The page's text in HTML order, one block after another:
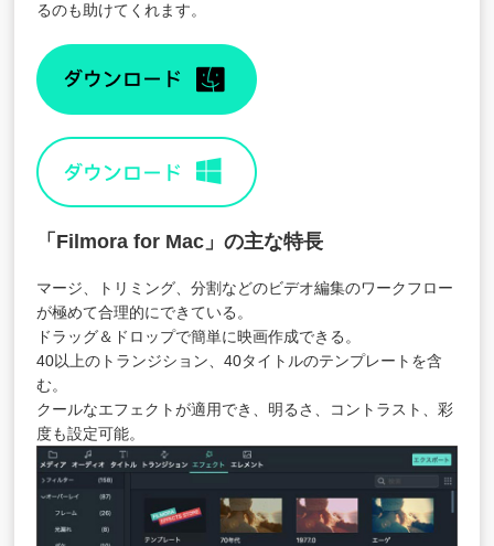
るのも助けてくれます。
「 Filmora for Mac 」の主な特長
マージ、トリミング、分割などのビデオ編集のワークフロー
が極めて合理的にできている。
ドラッグ＆ドロップで簡単に映画作成できる。
40以上のトランジション、40タイトルのテンプレートを含
む。
クールなエフェクトが適用でき、明るさ、コントラスト、彩
度も設定可能。